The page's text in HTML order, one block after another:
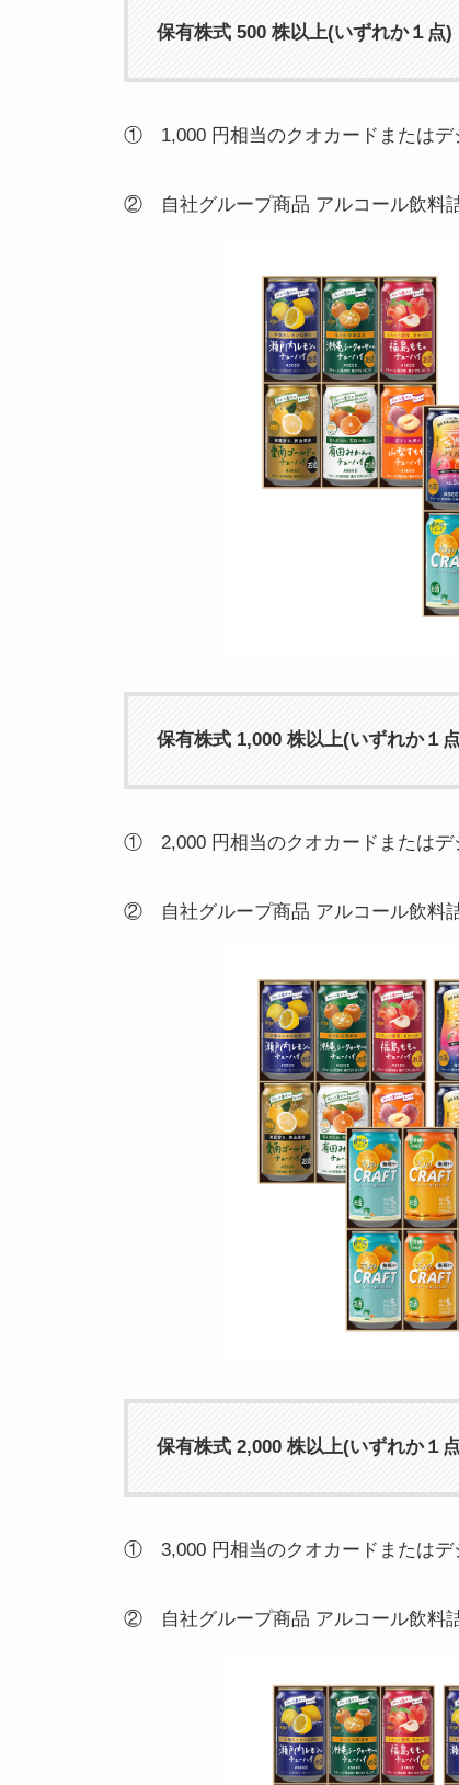
保有株式 500 株以上(いずれか１点)
① 1,000 円相当のクオカードまたはデ
② 自社グループ商品 アルコール飲料
保有株式 1,000 株以上(いずれか１
① 2,000 円相当のクオカードまたはデ
② 自社グループ商品 アルコール飲料
保有株式 2,000 株以上(いずれか１
① 3,000 円相当のクオカードまたはデ
② 自社グループ商品 アルコール飲料